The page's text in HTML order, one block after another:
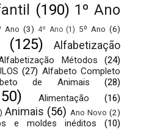
(190) 1º Ano
Ano (3) 4º Ano (1) 5º Ano (6)
(125)
Alfabetização
Métodos
(24)
(27) Alfabeto Completo
de Animais (28)
Alimentação (16)
Animais (56) Ano Novo (2)
e moldes inéditos
(10)